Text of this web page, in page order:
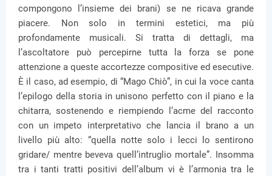
compongono l’insieme dei brani) se ne ricava grande
piacere. Non solo in termini estetici, ma più
profondamente musicali. Si tratta di dettagli, ma
l’ascoltatore può percepirne tutta la forza se pone
attenzione a queste accortezze compositive ed esecutive.
È il caso, ad esempio, di “Mago Chiò”, in cui la voce canta
l’epilogo della storia in unisono perfetto con il piano e la
chitarra, sostenendo e riempiendo l’acme del racconto
con un impeto interpretativo che lancia il brano a un
livello più alto: “quella notte solo i lecci lo sentirono
gridare/ mentre beveva quell’intruglio mortale”. Insomma
tra i tanti tratti positivi dell’album vi è l’armonia tra le